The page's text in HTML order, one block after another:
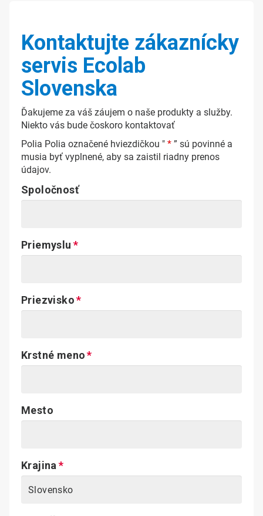
Kontaktujte zákaznícky
servis Ecolab
Slovenska
Ďakujeme za váš záujem o naše produkty a služby.
Niekto vás bude čoskoro kontaktovať
Polia Polia označené hviezdičkou " * ” sú povinné a
musia byť vyplnené, aby sa zaistil riadny prenos
údajov.
Spoločnosť
Priemyslu
Priezvisko
Krstné meno
Mesto
Krajina